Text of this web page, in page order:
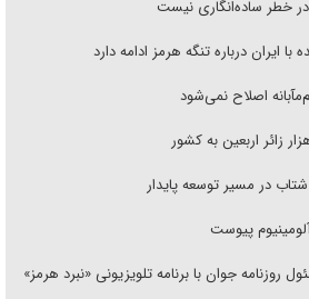
خطر ساده‌انگاری نیست
ایران درباره تنگه هرمز ادامه دارد
اصلاح نمی‌شود
در مسیر توسعه پایدار
پیوست
روزنامه جوان با برنامه تلویزیونی «نبرد هرمز»